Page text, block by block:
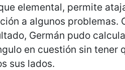
elemental, permite
a algunos problemas.
Germán pudo
en cuestión sin tener
sus lados.